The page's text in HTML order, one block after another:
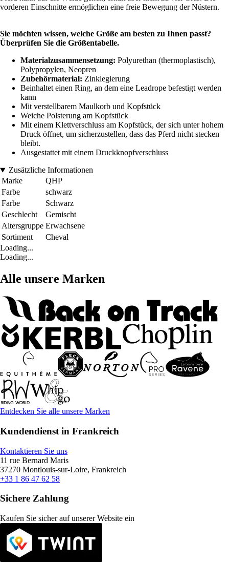
vorderen Einschnitte ermöglichen eine freie Bewegung der Nüstern.
Sie möchten wissen, welche Größe am besten zu Ihnen passt?
Überprüfen Sie die Größentabelle.
Materialzusammensetzung: Polyurethan (thermoplastisch),
Polypropylen, Neopren
Zubehörmaterial: Zinklegierung
Beinhaltet einen Ring, an dem eine Leadrope befestigt werden
kann
Mit verstellbarem Maulkorb und Kopfstück
Weiche Polsterung am Kopfstück
Mit einem Klettverschluss am Kopfstück, der sich unter hohem
Druck öffnet, um sicherzustellen, dass das Pferd nicht stecken
bleibt.
Ausgestattet mit einem Druckknopfverschluss
Zusätzliche Informationen
Marke
QHP
Farbe
schwarz
Farbe
Schwarz
Geschlecht
Gemischt
Altersgruppe Erwachsene
Sortiment
Cheval
Loading...
Loading...
Alle unsere Marken
Entdecken Sie alle unsere Marken
Kundendienst in Frankreich
Kontaktieren Sie uns
11 rue Bernard Maris
37270 Montlouis-sur-Loire, Frankreich
+33 1 86 47 62 58
Sichere Zahlung
Kaufen Sie sicher auf unserer Website ein